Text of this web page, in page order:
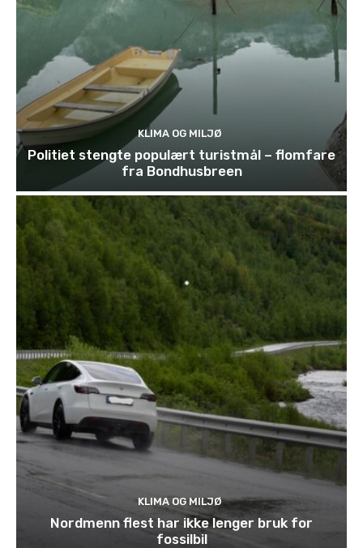
KLIMA OG MILJØ
Politiet stengte populært turistmål – flomfare
fra Bondhusbreen
KLIMA OG MILJØ
Nordmenn flest har ikke lenger bruk for
fossilbil